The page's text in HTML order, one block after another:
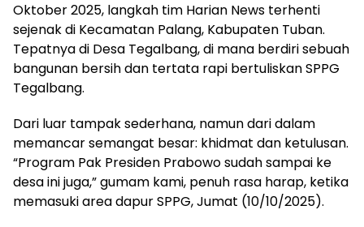
Oktober 2025, langkah tim Harian News terhenti
sejenak di Kecamatan Palang, Kabupaten Tuban.
Tepatnya di Desa Tegalbang, di mana berdiri sebuah
bangunan bersih dan tertata rapi bertuliskan SPPG
Tegalbang.
Dari luar tampak sederhana, namun dari dalam
memancar semangat besar: khidmat dan ketulusan.
“Program Pak Presiden Prabowo sudah sampai ke
desa ini juga,” gumam kami, penuh rasa harap, ketika
memasuki area dapur SPPG, Jumat (10/10/2025).